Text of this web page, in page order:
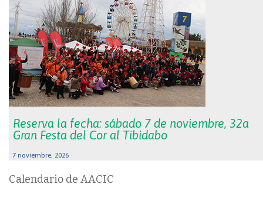
Reserva la fecha: sábado 7 de noviembre, 32a
Gran Festa del Cor al Tibidabo
7 noviembre, 2026
Calendario de AACIC